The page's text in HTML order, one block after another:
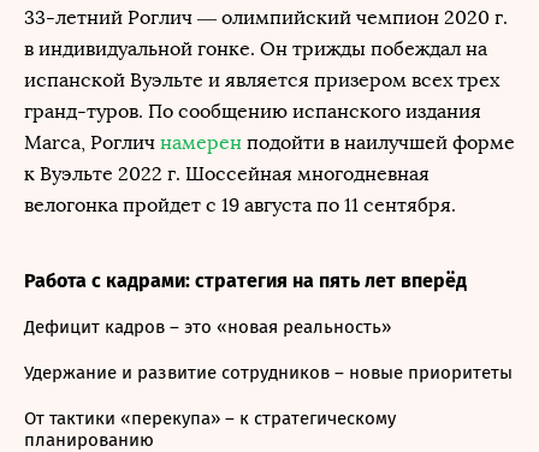
33-летний Роглич — олимпийский чемпион 2020 г.
в индивидуальной гонке. Он трижды побеждал на
испанской Вуэльте и является призером всех трех
гранд-туров. По сообщению испанского издания
Marca, Роглич намерен подойти в наилучшей форме
к Вуэльте 2022 г. Шоссейная многодневная
велогонка пройдет с 19 августа по 11 сентября.
Работа с кадрами: стратегия на пять лет вперёд
Дефицит кадров – это «новая реальность»
Удержание и развитие сотрудников – новые приоритеты
От тактики «перекупа» – к стратегическому
планированию